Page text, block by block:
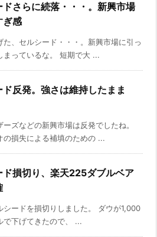
ドさらに続落・・・。新興市場
ぎ感
た、セルシード・・・。新興市場に引っ
まっているな。 短期で大 ...
ド反発。強さは維持したまま
ーズなどの新興市場は反発でしたね。
の損失による補填のための ...
ド損切り、楽天225ダブルベア
シードを損切りしました。 ダウが1,000
で下げてきたので、 ...